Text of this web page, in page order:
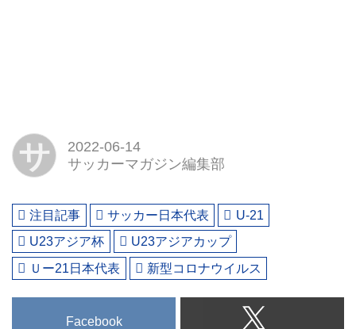
サ
2022-06-14
サッカーマガジン編集部
注目記事 サッカー日本代表
U-21
U23アジア杯
U23アジアカップ
Ｕー21日本代表
新型コロナウイルス
Facebook